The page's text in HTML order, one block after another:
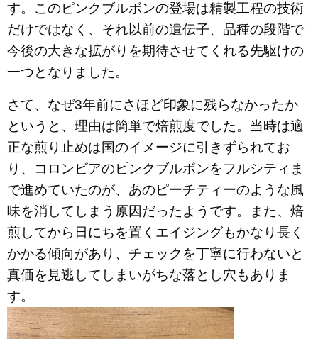
す。このピンクブルボンの登場は精製工程の技術
だけではなく、それ以前の遺伝子、品種の段階で
今後の大きな拡がりを期待させてくれる先駆けの
一つとなりました。
さて、なぜ3年前にさほど印象に残らなかったか
というと、理由は簡単で焙煎度でした。当時は適
正な煎り止めは国のイメージに引きずられてお
り、コロンビアのピンクブルボンをフルシティま
で進めていたのが、あのピーチティーのような風
味を消してしまう原因だったようです。また、焙
煎してから日にちを置くエイジングもかなり長く
かかる傾向があり、チェックを丁寧に行わないと
真価を見逃してしまいがちな落とし穴もありま
す。